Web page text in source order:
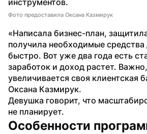
Фото предоставила Оксана Казмирук
«Написала бизнес-план,
получила необходимые средства
быстро. Вот уже два года есть
заработок и доход растет.
увеличивается своя клиентская
Оксана Казмирук.
Девушка говорит, что
не планирует.
Особенности